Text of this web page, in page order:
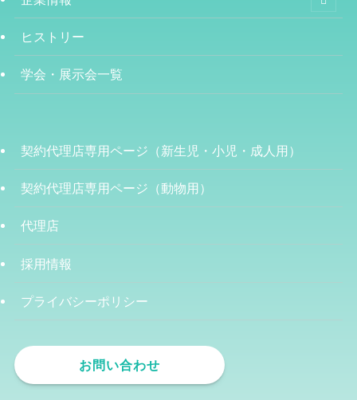
ヒストリー
学会・展示会一覧
契約代理店専用ページ（新生児・小児・成人用）
契約代理店専用ページ（動物用）
代理店
採用情報
プライバシーポリシー
お問い合わせ